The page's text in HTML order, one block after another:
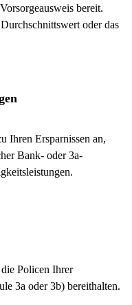
bereit.
oder das
Ihren Ersparnissen an,
Bank- oder 3a-
die Policen Ihrer
3a oder 3b) bereithalten.